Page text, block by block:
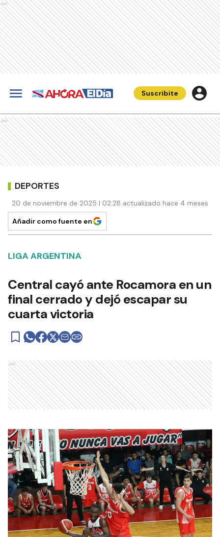
Ads
Suscribite
Ads
DEPORTES
20 de noviembre de 2025 | 02:28 actualizado hace 4 meses
Añadir como fuente en
LIGA ARGENTINA
Central cayó ante Rocamora en un
final cerrado y dejó escapar su
cuarta victoria
Ads